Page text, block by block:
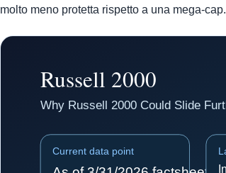
molto meno protetta rispetto a una mega-cap.